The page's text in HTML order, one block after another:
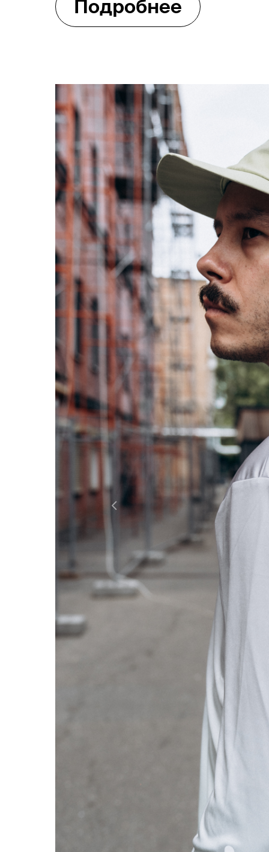
Подробнее
Previous